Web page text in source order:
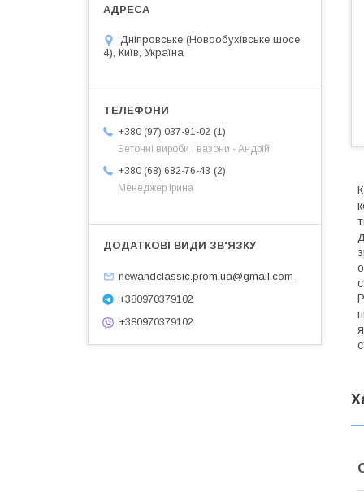
Дніпровське (Новообухівське шосе
4), Київ, Україна
+380 (97) 037-91-02
1
Бетонні вироби і вазони - Андрій
+380 (68) 682-76-43
2
Менеджер Ірина
newandclassic.prom.ua@gmail.com
+380970379102
+380970379102